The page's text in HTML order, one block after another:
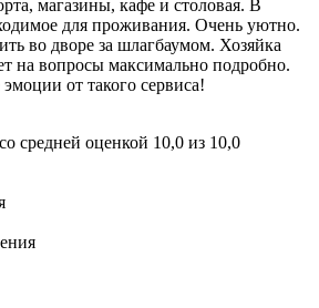
магазины, кафе и столовая. В
для проживания. Очень уютно.
во дворе за шлагбаумом. Хозяйка
на вопросы максимально подробно.
от такого сервиса!
средней оценкой 10,0 из 10,0